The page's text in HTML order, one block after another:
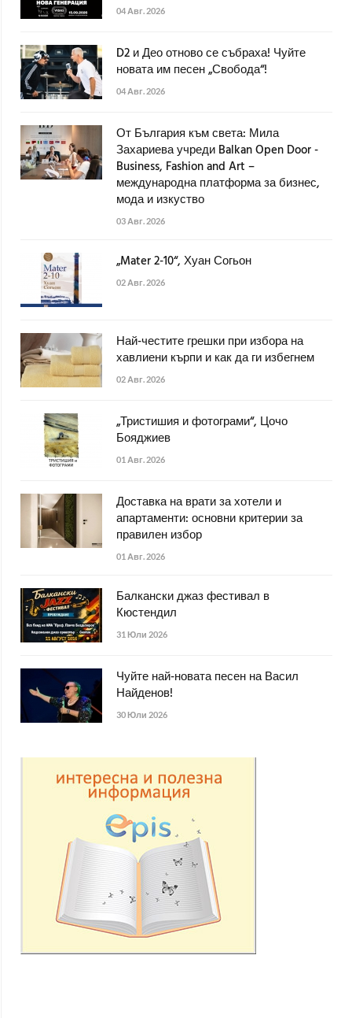
04 Авг. 2026
D2 и Део отново се събраха! Чуйте
новата им песен „Свобода“!
04 Авг. 2026
От България към света: Мила
Захариева учреди Balkan Open Door -
Business, Fashion and Art –
международна платформа за бизнес,
мода и изкуство
03 Авг. 2026
„Mater 2-10“, Хуан Согьон
02 Авг. 2026
Най-честите грешки при избора на
хавлиени кърпи и как да ги избегнем
02 Авг. 2026
„Тристишия и фотограми“, Цочо
Бояджиев
01 Авг. 2026
Доставка на врати за хотели и
апартаменти: основни критерии за
правилен избор
01 Авг. 2026
Балкански джаз фестивал в
Кюстендил
31 Юли 2026
Чуйте най-новата песен на Васил
Найденов!
30 Юли 2026